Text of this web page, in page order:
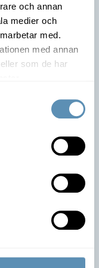
och annan
medier och
med.
med annan
som de har
lokalen?